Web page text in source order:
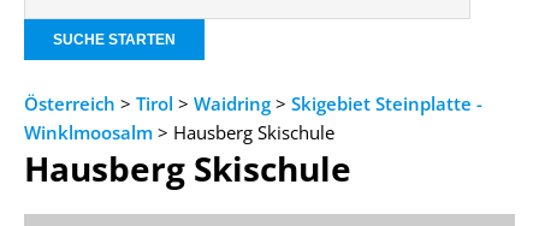
Österreich > Tirol > Waidring > Skigebiet Steinplatte -
Winklmoosalm > Hausberg Skischule
Hausberg Skischule